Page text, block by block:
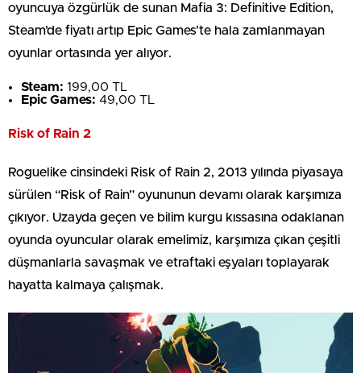
oyuncuya özgürlük de sunan Mafia 3: Definitive Edition,
Steam’de fiyatı artıp Epic Games’te hala zamlanmayan
oyunlar ortasında yer alıyor.
Steam: 199,00 TL
Epic Games: 49,00 TL
Risk of Rain 2
Roguelike cinsindeki Risk of Rain 2, 2013 yılında piyasaya
sürülen “Risk of Rain” oyununun devamı olarak karşımıza
çıkıyor. Uzayda geçen ve bilim kurgu kıssasına odaklanan
oyunda oyuncular olarak emelimiz, karşımıza çıkan çeşitli
düşmanlarla savaşmak ve etraftaki eşyaları toplayarak
hayatta kalmaya çalışmak.